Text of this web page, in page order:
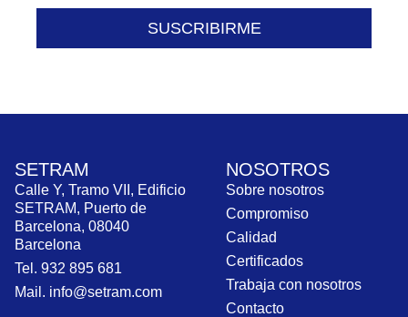
SUSCRIBIRME
SETRAM
Calle Y, Tramo VII, Edificio
SETRAM, Puerto de
Barcelona, 08040
Barcelona
Tel. 932 895 681
Mail. info@setram.com
NOSOTROS
Sobre nosotros
Compromiso
Calidad
Certificados
Trabaja con nosotros
Contacto